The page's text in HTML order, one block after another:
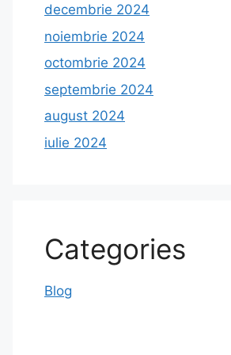
decembrie 2024
noiembrie 2024
octombrie 2024
septembrie 2024
august 2024
iulie 2024
Categories
Blog